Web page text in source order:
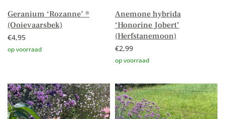
Geranium ‘Rozanne’ ®
(Ooievaarsbek)
€4,95
Anemone hybrida
‘Honorine Jobert’
(Herfstanemoon)
€2,99